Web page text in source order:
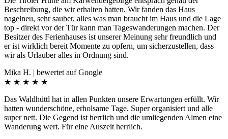
Beschreibung, die wir erhalten hatten. Wir fanden das Haus
nagelneu, sehr sauber, alles was man braucht im Haus und die Lage
top - direkt vor der Tür kann man Tageswanderungen machen. Der
Besitzer des Ferienhauses ist unserer Meinung sehr freundlich und
er ist wirklich bereit Momente zu opfern, um sicherzustellen, dass
wir als Urlauber alles in Ordnung sind.
Mika H. | bewertet auf Google
★ ★ ★ ★ ★
Das Waldhüttl hat in allen Punkten unsere Erwartungen erfüllt. Wir
hatten wunderschöne, erholsame Tage. Super organisiert und alle
super nett. Die Gegend ist herrlich und die umliegenden Almen eine
Wanderung wert. Für eine Auszeit herrlich.